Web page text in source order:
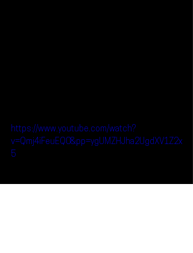
https://www.youtube.com/watch?
v=Qmj4iFeuEQ0&pp=ygUMZHJha2UgdXV1Z2x
5